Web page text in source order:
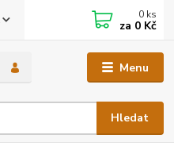
Menu
Hledat
0 ks
za 0 Kč